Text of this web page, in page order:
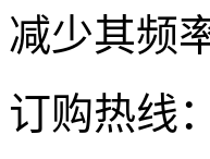
减少其频
订购热线：